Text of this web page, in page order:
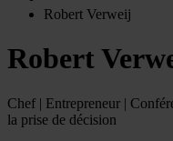
Robert Verweij
Robert
Chef | Entrepreneur |
la prise de décision